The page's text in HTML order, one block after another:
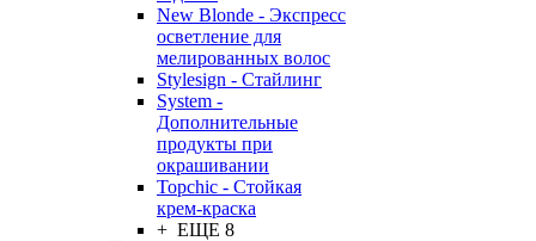
New Blonde - Экспресс
осветление для
мелированных волос
Stylesign - Стайлинг
System -
Дополнительные
продукты при
окрашивании
Topchic - Стойкая
крем-краска
+ ЕЩЕ 8